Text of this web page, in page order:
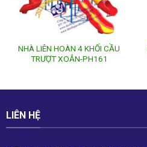
NHÀ LIÊN HOÀN 4 KHỐI CẦU
TRƯỢT XOẮN-PH161
LIÊN HỆ